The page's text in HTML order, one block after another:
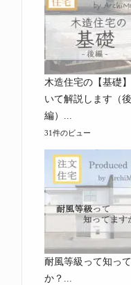
木造住宅の【基礎
いて解説します（後
編）...
31件のビュー
耐風等級って知っ
か？...